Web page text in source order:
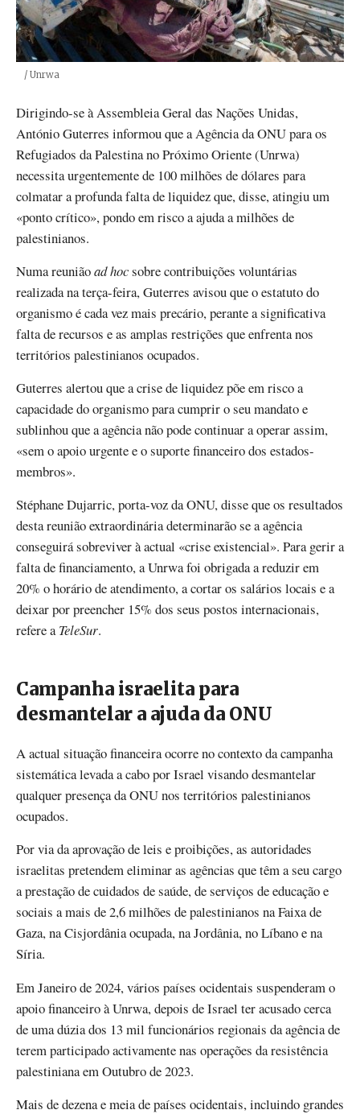
Créditos
/ Unrwa
Dirigindo-se à Assembleia Geral das Nações Unidas,
António Guterres informou que a Agência da ONU para os
Refugiados da Palestina no Próximo Oriente (Unrwa)
necessita urgentemente de 100 milhões de dólares para
colmatar a profunda falta de liquidez que, disse, atingiu um
«ponto crítico», pondo em risco a ajuda a milhões de
palestinianos.
Numa reuniãoad hocsobre contribuições voluntárias
realizada na terça-feira, Guterres avisou que o estatuto do
organismo é cada vez mais precário, perante a significativa
falta de recursos e as amplas restrições que enfrenta nos
territórios palestinianos ocupados.
Guterres alertou que a crise de liquidez põe em risco a
capacidade do organismo para cumprir o seu mandato e
sublinhou que a agência não pode continuar a operar assim,
«sem o apoio urgente e o suporte financeiro dos estados-
membros».
Stéphane Dujarric, porta-voz da ONU, disse que os resultados
desta reunião extraordinária determinarão se a agência
conseguirá sobreviver à actual «crise existencial». Para gerir a
falta de financiamento, a Unrwa foi obrigada a reduzir em
20% o horário de atendimento, a cortar os salários locais e a
deixar por preencher 15% dos seus postos internacionais,
refere aTeleSur.
Campanha israelita para
desmantelar a ajuda da ONU
A actual situação financeira ocorre no contexto da campanha
sistemática levada a cabo por Israel visando desmantelar
qualquer presença da ONU nos territórios palestinianos
ocupados.
Por via da aprovação de leis e proibições, as autoridades
israelitas pretendem eliminar as agências que têm a seu cargo
a prestação de cuidados de saúde, de serviços de educação e
sociais a mais de 2,6 milhões de palestinianos na Faixa de
Gaza, na Cisjordânia ocupada, na Jordânia, no Líbano e na
Síria.
Em Janeiro de 2024, vários países ocidentais suspenderam o
apoio financeiro à Unrwa, depois de Israel ter acusado cerca
de uma dúzia dos 13 mil funcionários regionais da agência de
terem participado activamente nas operações da resistência
palestiniana em Outubro de 2023.
Mais de dezena e meia de países ocidentais, incluindo grandes